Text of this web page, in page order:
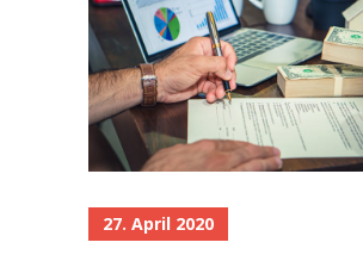
27. April 2020